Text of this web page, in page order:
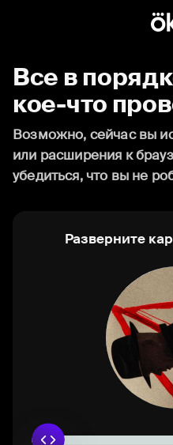
Все в
кое-что
Возможно, сейчас вы
или расширения к
убедиться, что вы не
Разверните